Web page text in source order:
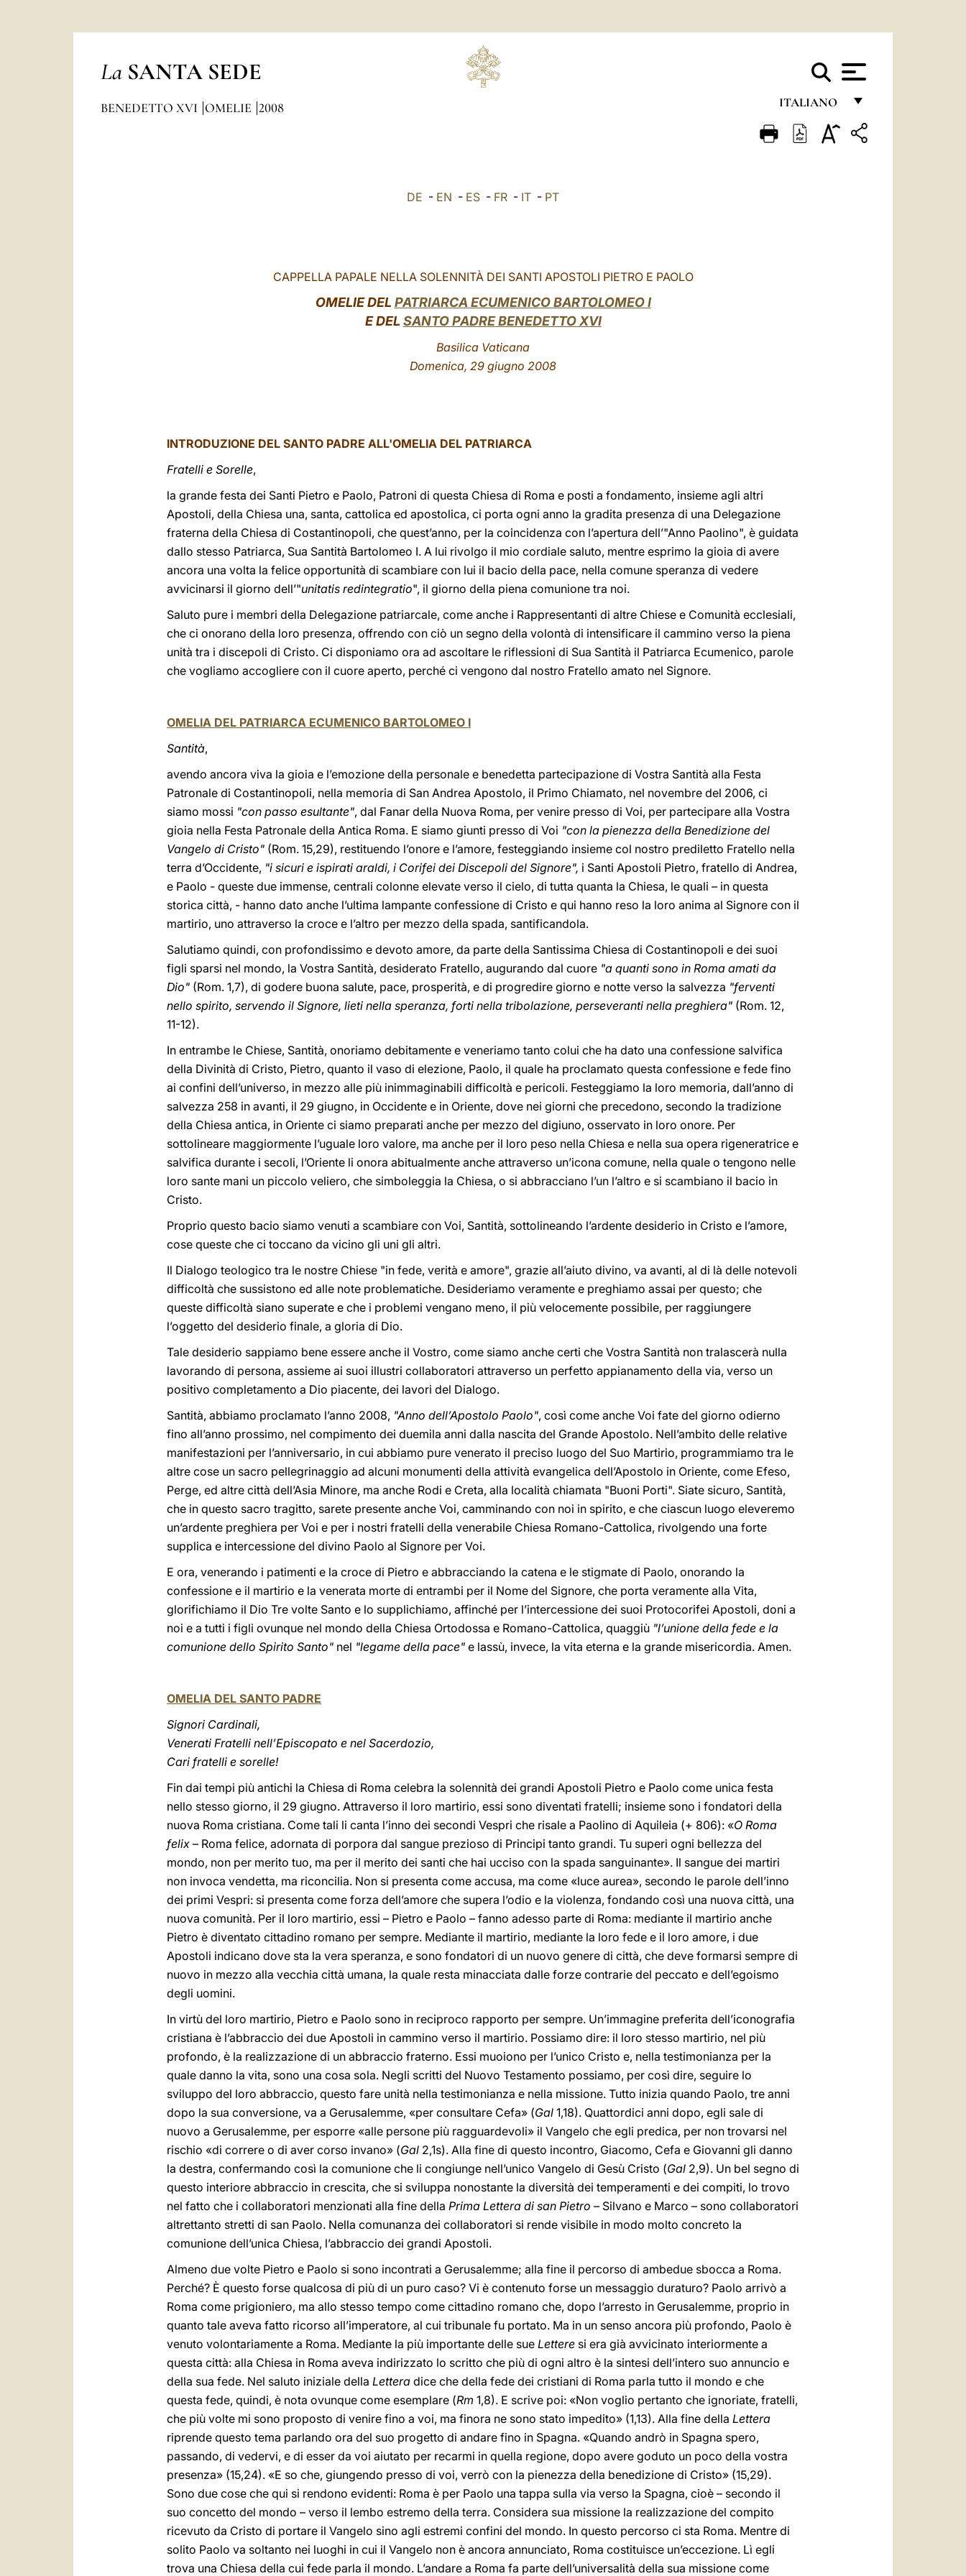
La SANTA SEDE
ITALIANO
FRANÇAIS
BENEDETTO XVI OMELIE 2008
DE - EN - ES - FR - IT - PT
CAPPELLA PAPALE NELLA SOLENNITÀ DEI SANTI APOSTOLI PIETRO E PAOLO
OMELIE DEL PATRIARCA ECUMENICO BARTOLOMEO I
E DEL SANTO PADREBENEDETTO XVI
Basilica Vaticana
Domenica, 29 giugno 2008
INTRODUZIONE DEL SANTO PADRE ALL'OMELIA DEL PATRIARCA
Fratelli e Sorelle,
la grande festa dei Santi Pietro e Paolo, Patroni di questa Chiesa di Roma e posti a fondamento, insieme agli altri
Apostoli, della Chiesa una, santa, cattolica ed apostolica, ci porta ogni anno la gradita presenza di una Delegazione
fraterna della Chiesa di Costantinopoli, che quest’anno, per la coincidenza con l’apertura dell’"Anno Paolino", è guidata
dallo stesso Patriarca, Sua Santità Bartolomeo I. A lui rivolgo il mio cordiale saluto, mentre esprimo la gioia di avere
ancora una volta la felice opportunità di scambiare con lui il bacio della pace, nella comune speranza di vedere
avvicinarsi il giorno dell’"unitatis redintegratio", il giorno della piena comunione tra noi.
Saluto pure i membri della Delegazione patriarcale, come anche i Rappresentanti di altre Chiese e Comunità ecclesiali,
che ci onorano della loro presenza, offrendo con ciò un segno della volontà di intensificare il cammino verso la piena
unità tra i discepoli di Cristo. Ci disponiamo ora ad ascoltare le riflessioni di Sua Santità il Patriarca Ecumenico, parole
che vogliamo accogliere con il cuore aperto, perché ci vengono dal nostro Fratello amato nel Signore.
OMELIA DEL PATRIARCA ECUMENICO BARTOLOMEO I
Santità,
avendo ancora viva la gioia e l’emozione della personale e benedetta partecipazione di Vostra Santità alla Festa
Patronale di Costantinopoli, nella memoria di San Andrea Apostolo, il Primo Chiamato, nel novembre del 2006, ci
siamo mossi "con passo esultante", dal Fanar della Nuova Roma, per venire presso di Voi, per partecipare alla Vostra
gioia nella Festa Patronale della Antica Roma. E siamo giunti presso di Voi "con la pienezza della Benedizione del
Vangelo di Cristo" (Rom. 15,29), restituendo l’onore e l’amore, festeggiando insieme col nostro prediletto Fratello nella
terra d’Occidente, "i sicuri e ispirati araldi, i Corifei dei Discepoli del Signore", i Santi Apostoli Pietro, fratello di Andrea,
e Paolo - queste due immense, centrali colonne elevate verso il cielo, di tutta quanta la Chiesa, le quali – in questa
storica città, - hanno dato anche l’ultima lampante confessione di Cristo e qui hanno reso la loro anima al Signore con il
martirio, uno attraverso la croce e l’altro per mezzo della spada, santificandola.
Salutiamo quindi, con profondissimo e devoto amore, da parte della Santissima Chiesa di Costantinopoli e dei suoi
figli sparsi nel mondo, la Vostra Santità, desiderato Fratello, augurando dal cuore "a quanti sono in Roma amati da
Dio" (Rom. 1,7), di godere buona salute, pace, prosperità, e di progredire giorno e notte verso la salvezza "ferventi
nello spirito, servendo il Signore, lieti nella speranza, forti nella tribolazione, perseveranti nella preghiera" (Rom. 12,
11-12).
In entrambe le Chiese, Santità, onoriamo debitamente e veneriamo tanto colui che ha dato una confessione salvifica
della Divinità di Cristo, Pietro, quanto il vaso di elezione, Paolo, il quale ha proclamato questa confessione e fede fino
ai confini dell’universo, in mezzo alle più inimmaginabili difficoltà e pericoli. Festeggiamo la loro memoria, dall’anno di
salvezza 258 in avanti, il 29 giugno, in Occidente e in Oriente, dove nei giorni che precedono, secondo la tradizione
della Chiesa antica, in Oriente ci siamo preparati anche per mezzo del digiuno, osservato in loro onore. Per
sottolineare maggiormente l’uguale loro valore, ma anche per il loro peso nella Chiesa e nella sua opera rigeneratrice e
salvifica durante i secoli, l’Oriente li onora abitualmente anche attraverso un’icona comune, nella quale o tengono nelle
loro sante mani un piccolo veliero, che simboleggia la Chiesa, o si abbracciano l’un l’altro e si scambiano il bacio in
Cristo.
Proprio questo bacio siamo venuti a scambiare con Voi, Santità, sottolineando l’ardente desiderio in Cristo e l’amore,
cose queste che ci toccano da vicino gli uni gli altri.
Il Dialogo teologico tra le nostre Chiese "in fede, verità e amore", grazie all’aiuto divino, va avanti, al di là delle notevoli
difficoltà che sussistono ed alle note problematiche. Desideriamo veramente e preghiamo assai per questo; che
queste difficoltà siano superate e che i problemi vengano meno, il più velocemente possibile, per raggiungere
l’oggetto del desiderio finale, a gloria di Dio.
Tale desiderio sappiamo bene essere anche il Vostro, come siamo anche certi che Vostra Santità non tralascerà nulla
lavorando di persona, assieme ai suoi illustri collaboratori attraverso un perfetto appianamento della via, verso un
positivo completamento a Dio piacente, dei lavori del Dialogo.
Santità, abbiamo proclamato l’anno 2008, "Anno dell’Apostolo Paolo", così come anche Voi fate del giorno odierno
fino all’anno prossimo, nel compimento dei duemila anni dalla nascita del Grande Apostolo. Nell’ambito delle relative
manifestazioni per l’anniversario, in cui abbiamo pure venerato il preciso luogo del Suo Martirio, programmiamo tra le
altre cose un sacro pellegrinaggio ad alcuni monumenti della attività evangelica dell’Apostolo in Oriente, come Efeso,
Perge, ed altre città dell’Asia Minore, ma anche Rodi e Creta, alla località chiamata "Buoni Porti". Siate sicuro, Santità,
che in questo sacro tragitto, sarete presente anche Voi, camminando con noi in spirito, e che ciascun luogo eleveremo
un’ardente preghiera per Voi e per i nostri fratelli della venerabile Chiesa Romano-Cattolica, rivolgendo una forte
supplica e intercessione del divino Paolo al Signore per Voi.
E ora, venerando i patimenti e la croce di Pietro e abbracciando la catena e le stigmate di Paolo, onorando la
confessione e il martirio e la venerata morte di entrambi per il Nome del Signore, che porta veramente alla Vita,
glorifichiamo il Dio Tre volte Santo e lo supplichiamo, affinché per l’intercessione dei suoi Protocorifei Apostoli, doni a
noi e a tutti i figli ovunque nel mondo della Chiesa Ortodossa e Romano-Cattolica, quaggiù "l’unione della fede e la
comunione dello Spirito Santo" nel "legame della pace" e lassù, invece, la vita eterna e la grande misericordia. Amen.
OMELIA DEL SANTO PADRE
Signori Cardinali,
Venerati Fratelli nell’Episcopato e nel Sacerdozio,
Cari fratelli e sorelle!
Fin dai tempi più antichi la Chiesa di Roma celebra la solennità dei grandi Apostoli Pietro e Paolo come unica festa
nello stesso giorno, il 29 giugno. Attraverso il loro martirio, essi sono diventati fratelli; insieme sono i fondatori della
nuova Roma cristiana. Come tali li canta l’inno dei secondi Vespri che risale a Paolino di Aquileia (+ 806): «O Roma
felix – Roma felice, adornata di porpora dal sangue prezioso di Principi tanto grandi. Tu superi ogni bellezza del
mondo, non per merito tuo, ma per il merito dei santi che hai ucciso con la spada sanguinante». Il sangue dei martiri
non invoca vendetta, ma riconcilia. Non si presenta come accusa, ma come «luce aurea», secondo le parole dell’inno
dei primi Vespri: si presenta come forza dell’amore che supera l’odio e la violenza, fondando così una nuova città, una
nuova comunità. Per il loro martirio, essi – Pietro e Paolo – fanno adesso parte di Roma: mediante il martirio anche
Pietro è diventato cittadino romano per sempre. Mediante il martirio, mediante la loro fede e il loro amore, i due
Apostoli indicano dove sta la vera speranza, e sono fondatori di un nuovo genere di città, che deve formarsi sempre di
nuovo in mezzo alla vecchia città umana, la quale resta minacciata dalle forze contrarie del peccato e dell’egoismo
degli uomini.
In virtù del loro martirio, Pietro e Paolo sono in reciproco rapporto per sempre. Un’immagine preferita dell’iconografia
cristiana è l’abbraccio dei due Apostoli in cammino verso il martirio. Possiamo dire: il loro stesso martirio, nel più
profondo, è la realizzazione di un abbraccio fraterno. Essi muoiono per l’unico Cristo e, nella testimonianza per la
quale danno la vita, sono una cosa sola. Negli scritti del Nuovo Testamento possiamo, per così dire, seguire lo
sviluppo del loro abbraccio, questo fare unità nella testimonianza e nella missione. Tutto inizia quando Paolo, tre anni
dopo la sua conversione, va a Gerusalemme, «per consultare Cefa» (Gal 1,18). Quattordici anni dopo, egli sale di
nuovo a Gerusalemme, per esporre «alle persone più ragguardevoli» il Vangelo che egli predica, per non trovarsi nel
rischio «di correre o di aver corso invano» (Gal 2,1s). Alla fine di questo incontro, Giacomo, Cefa e Giovanni gli danno
la destra, confermando così la comunione che li congiunge nell’unico Vangelo di Gesù Cristo (Gal 2,9). Un bel segno di
questo interiore abbraccio in crescita, che si sviluppa nonostante la diversità dei temperamenti e dei compiti, lo trovo
nel fatto che i collaboratori menzionati alla fine della Prima Lettera di san Pietro – Silvano e Marco – sono collaboratori
altrettanto stretti di san Paolo. Nella comunanza dei collaboratori si rende visibile in modo molto concreto la
comunione dell’unica Chiesa, l’abbraccio dei grandi Apostoli.
Almeno due volte Pietro e Paolo si sono incontrati a Gerusalemme; alla fine il percorso di ambedue sbocca a Roma.
Perché? È questo forse qualcosa di più di un puro caso? Vi è contenuto forse un messaggio duraturo? Paolo arrivò a
Roma come prigioniero, ma allo stesso tempo come cittadino romano che, dopo l’arresto in Gerusalemme, proprio in
quanto tale aveva fatto ricorso all’imperatore, al cui tribunale fu portato. Ma in un senso ancora più profondo, Paolo è
venuto volontariamente a Roma. Mediante la più importante delle sue Lettere si era già avvicinato interiormente a
questa città: alla Chiesa in Roma aveva indirizzato lo scritto che più di ogni altro è la sintesi dell’intero suo annuncio e
della sua fede. Nel saluto iniziale della Lettera dice che della fede dei cristiani di Roma parla tutto il mondo e che
questa fede, quindi, è nota ovunque come esemplare (Rm 1,8). E scrive poi: «Non voglio pertanto che ignoriate, fratelli,
che più volte mi sono proposto di venire fino a voi, ma finora ne sono stato impedito» (1,13). Alla fine della Lettera
riprende questo tema parlando ora del suo progetto di andare fino in Spagna. «Quando andrò in Spagna spero,
passando, di vedervi, e di esser da voi aiutato per recarmi in quella regione, dopo avere goduto un poco della vostra
presenza» (15,24). «E so che, giungendo presso di voi, verrò con la pienezza della benedizione di Cristo» (15,29).
Sono due cose che qui si rendono evidenti: Roma è per Paolo una tappa sulla via verso la Spagna, cioè – secondo il
suo concetto del mondo – verso il lembo estremo della terra. Considera sua missione la realizzazione del compito
ricevuto da Cristo di portare il Vangelo sino agli estremi confini del mondo. In questo percorso ci sta Roma. Mentre di
solito Paolo va soltanto nei luoghi in cui il Vangelo non è ancora annunciato, Roma costituisce un’eccezione. Lì egli
trova una Chiesa della cui fede parla il mondo. L’andare a Roma fa parte dell’universalità della sua missione come